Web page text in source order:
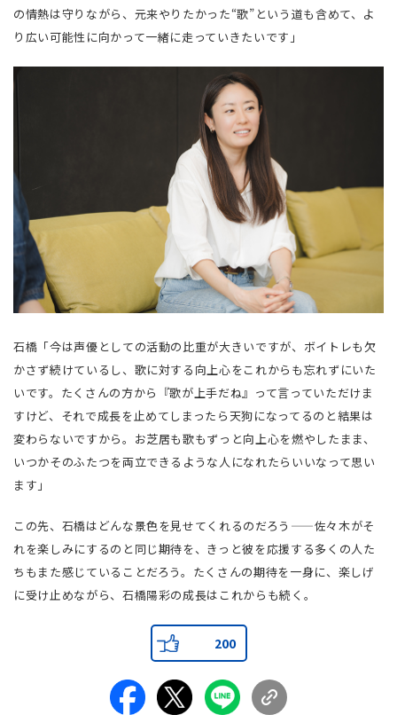
の情熱は守りながら、元来やりたかった“歌”という道も含めて、よ
り広い可能性に向かって一緒に走っていきたいです」
石橋「今は声優としての活動の比重が大きいですが、ボイトレも欠
かさず続けているし、歌に対する向上心をこれからも忘れずにいた
いです。たくさんの方から『歌が上手だね』って言っていただけま
すけど、それで成長を止めてしまったら天狗になってるのと結果は
変わらないですから。お芝居も歌もずっと向上心を燃やしたまま、
いつかそのふたつを両立できるような人になれたらいいなって思い
ます」
この先、石橋はどんな景色を見せてくれるのだろう——佐々木がそ
れを楽しみにするのと同じ期待を、きっと彼を応援する多くの人た
ちもまた感じていることだろう。たくさんの期待を一身に、楽しげ
に受け止めながら、石橋陽彩の成長はこれからも続く。
200